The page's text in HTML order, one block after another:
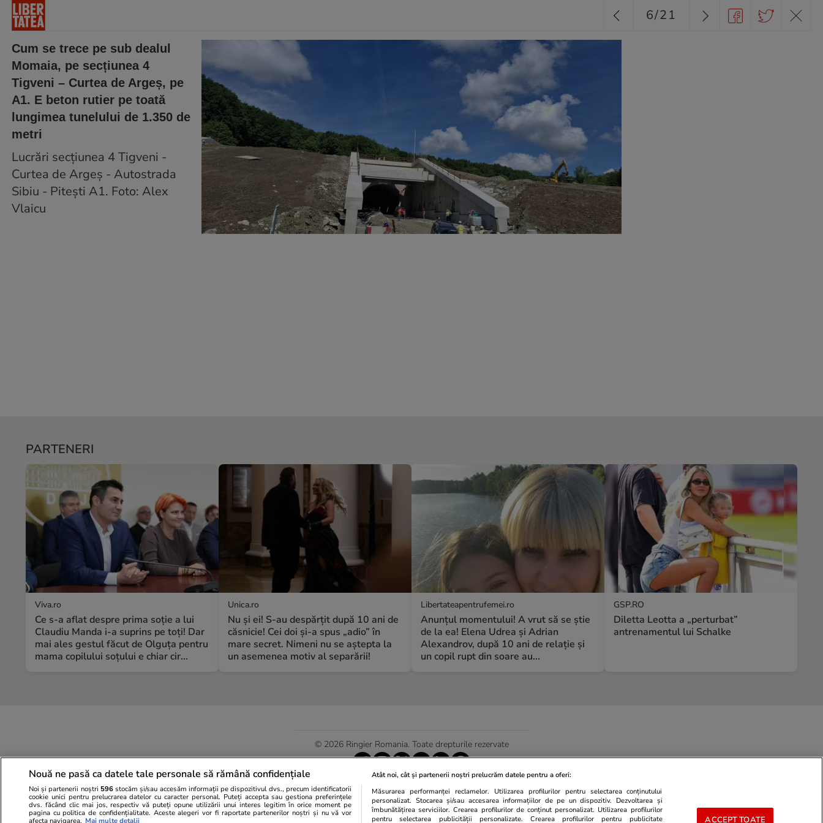
Cum se trece pe sub dealul
Momaia, pe secțiunea 4
Tigveni – Curtea de Argeș, pe
A1. E beton rutier pe toată
lungimea tunelului de 1.350 de
metri
Lucrări secțiunea 4 Tigveni -
Curtea de Argeș - Autostrada
Sibiu - Pitești A1. Foto: Alex
Vlaicu
6/21
PARTENERI
Viva.ro
Ce s-a aflat despre prima soție a lui
Claudiu Manda i-a suprins pe toți! Dar
mai ales gestul făcut de Olguța pentru
mama copilului soțului e chiar cir...
Unica.ro
Nu și ei! S-au despărțit după 10 ani de
căsnicie! Cei doi și-a spus „adio” în
mare secret. Nimeni nu se aștepta la
un asemenea motiv al separării!
Libertateapentrufemei.ro
Anunțul momentului! A vrut să se știe
de la ea! Elena Udrea și Adrian
Alexandrov, după 10 ani de relație și
un copil rupt din soare au...
GSP.RO
Diletta Leotta a „perturbat”
antrenamentul lui Schalke
© 2026 Ringier Romania. Toate drepturile rezervate
Actualizare preferințe cookies
Nouă ne pasă ca datele tale personale să rămână confidențiale
Noi și partenerii noștri 596stocăm și/sau accesăm informații pe dispozitivul dvs., precum identificatorii
cookie unici pentru prelucrarea datelor cu caracter personal. Puteți accepta sau gestiona preferințele
dvs. făcând clic mai jos, respectiv vă puteți opune utilizării unui interes legitim în orice moment pe
pagina cu politica de confidențialitate. Aceste alegeri vor fi raportate partenerilor noștri și nu vă vor
afecta navigarea. Mai multe detalii
Atât noi, cât și partenerii noștri prelucrăm datele pentru a oferi:
Măsurarea performanței reclamelor. Utilizarea profilurilor pentru selectarea conținutului
personalizat. Stocarea și/sau accesarea informațiilor de pe un dispozitiv. Dezvoltarea și
îmbunătățirea serviciilor. Crearea profilurilor de conținut personalizat. Utilizarea profilurilor
pentru selectarea publicității personalizate. Crearea profilurilor pentru publicitate
ACCEPT TOATE